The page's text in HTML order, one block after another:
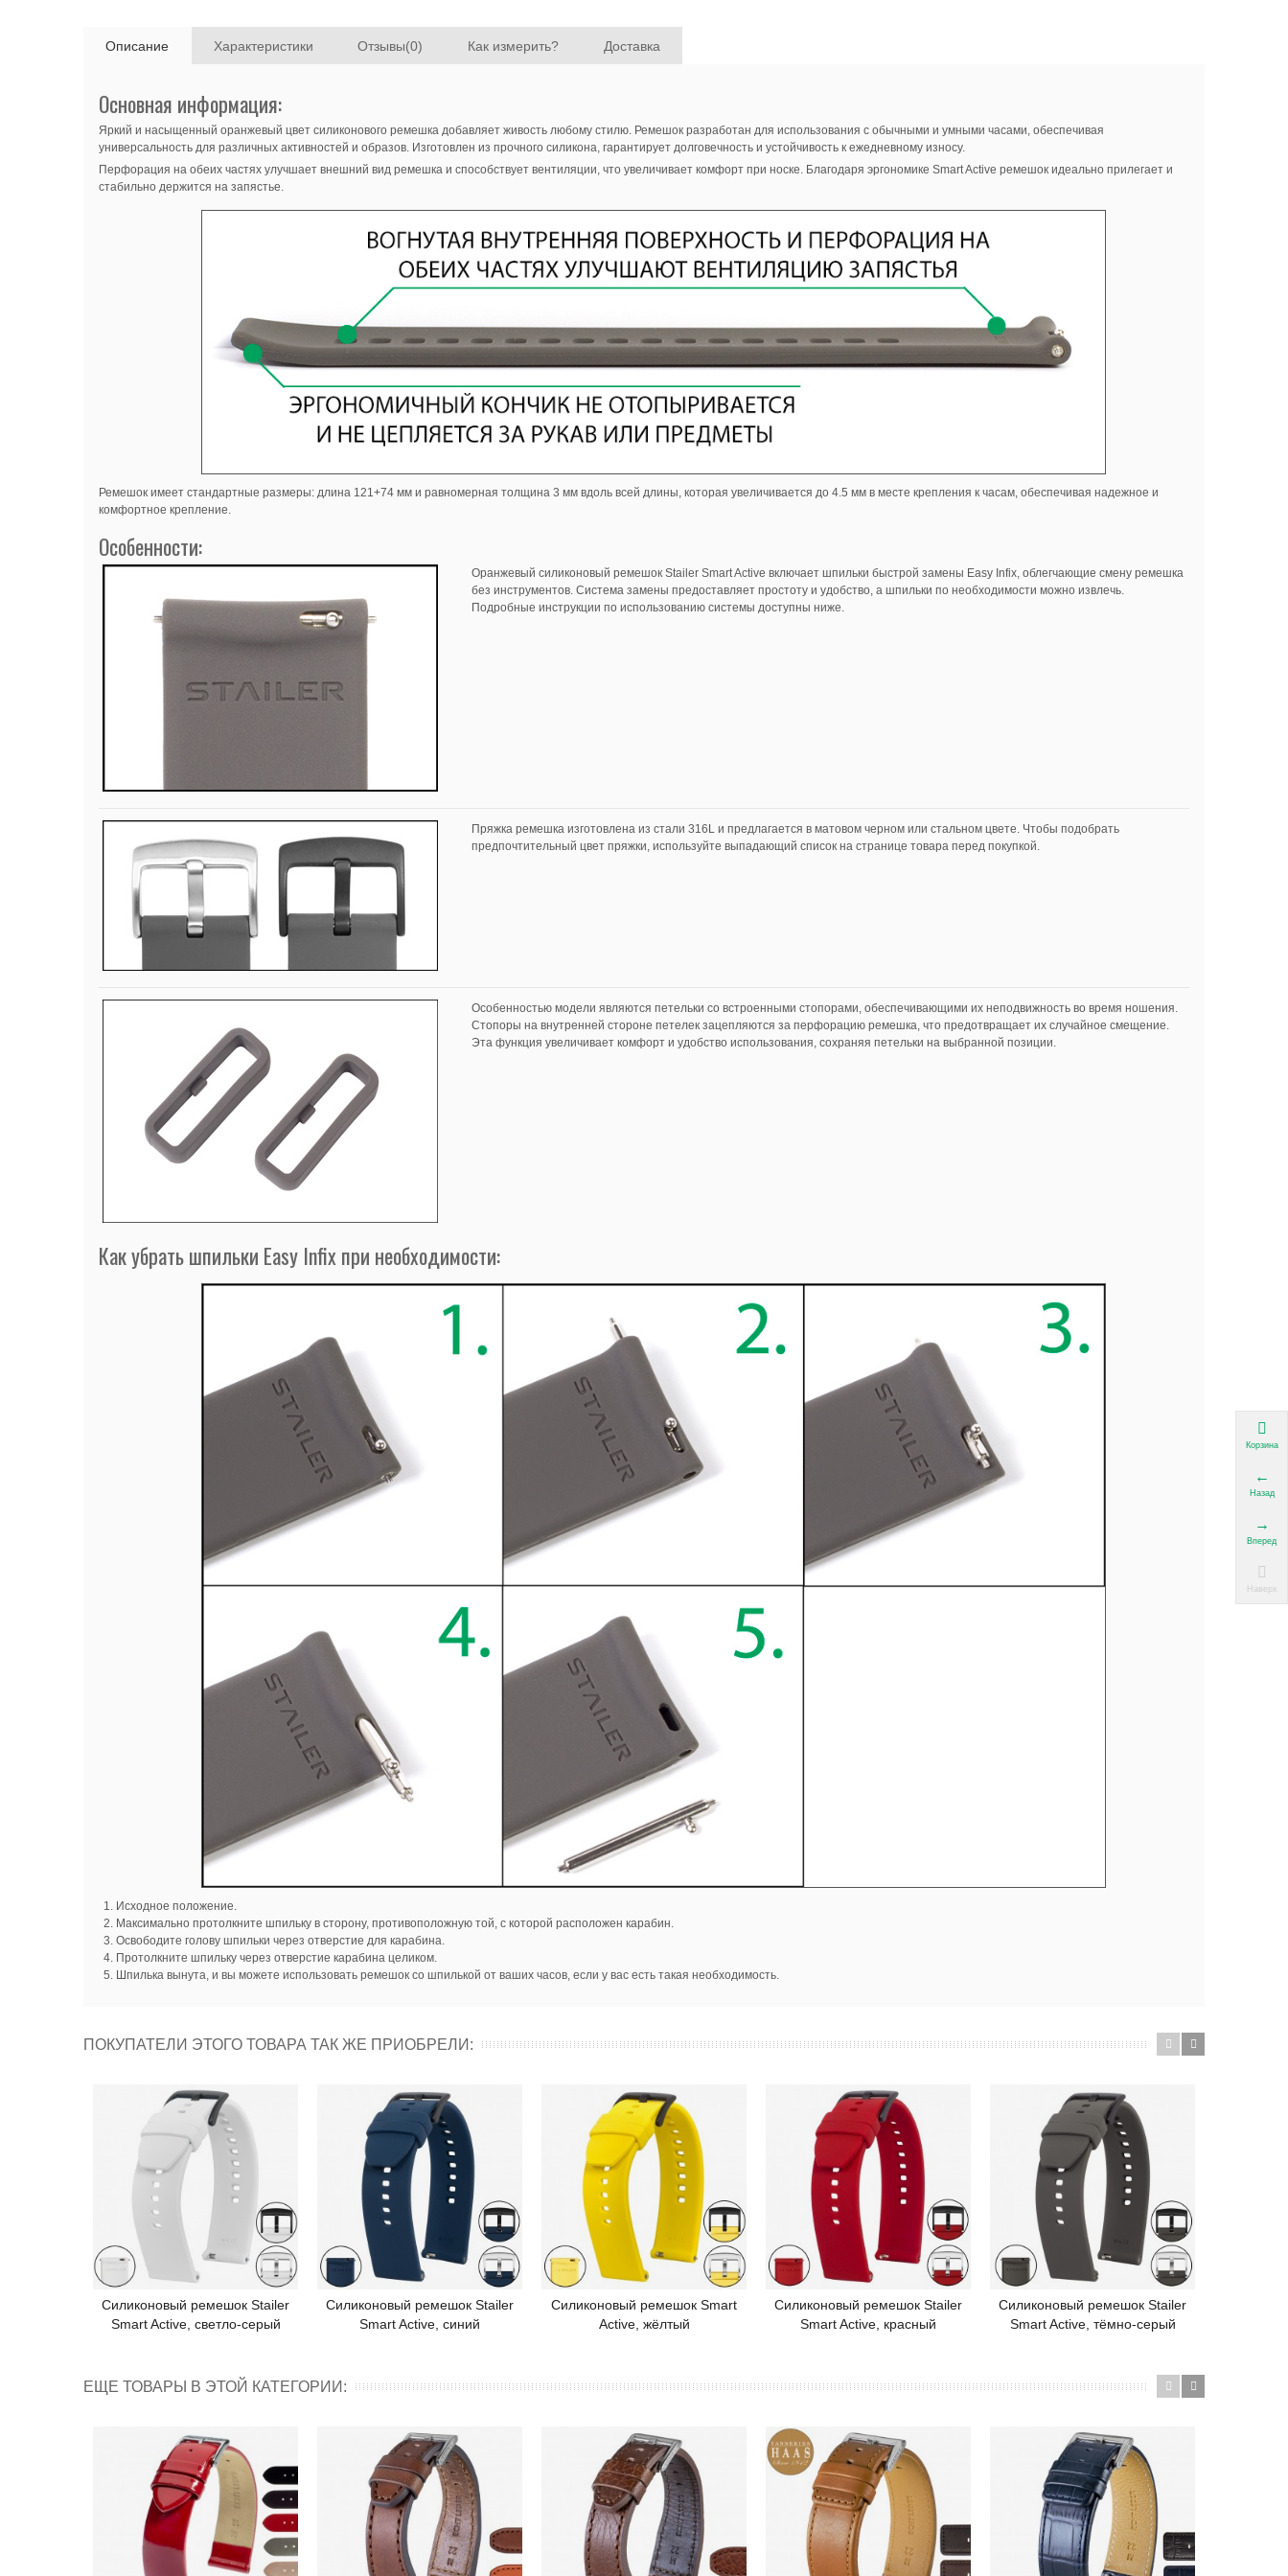
Описание Характеристики Отзывы(0) Как измерить? Доставка
Основная информация:
Яркий и насыщенный оранжевый цвет силиконового ремешка добавляет живость любому стилю. Ремешок разработан для использования с обычными и умными часами, обеспечивая
универсальность для различных активностей и образов. Изготовлен из прочного силикона, гарантирует долговечность и устойчивость к ежедневному износу.
Перфорация на обеих частях улучшает внешний вид ремешка и способствует вентиляции, что увеличивает комфорт при носке. Благодаря эргономике Smart Active ремешок идеально прилегает и
стабильно держится на запястье.
Ремешок имеет стандартные размеры: длина 121+74 мм и равномерная толщина 3 мм вдоль всей длины, которая увеличивается до 4.5 мм в месте крепления к часам, обеспечивая надежное и
комфортное крепление.
Особенности:
Оранжевый силиконовый ремешок Stailer Smart Active включает шпильки быстрой замены Easy Infix, облегчающие смену ремешка
без инструментов. Система замены предоставляет простоту и удобство, а шпильки по необходимости можно извлечь.
Подробные инструкции по использованию системы доступны ниже.
Пряжка ремешка изготовлена из стали 316L и предлагается в матовом черном или стальном цвете. Чтобы подобрать
предпочтительный цвет пряжки, используйте выпадающий список на странице товара перед покупкой.
Особенностью модели являются петельки со встроенными стопорами, обеспечивающими их неподвижность во время ношения.
Стопоры на внутренней стороне петелек зацепляются за перфорацию ремешка, что предотвращает их случайное смещение.
Эта функция увеличивает комфорт и удобство использования, сохраняя петельки на выбранной позиции.
Как убрать шпильки Easy Infix при необходимости:
Исходное положение.
Максимально протолкните шпильку в сторону, противоположную той, с которой расположен карабин.
Освободите голову шпильки через отверстие для карабина.
Протолкните шпильку через отверстие карабина целиком.
Шпилька вынута, и вы можете использовать ремешок со шпилькой от ваших часов, если у вас есть такая необходимость.
ПОКУПАТЕЛИ ЭТОГО ТОВАРА ТАК ЖЕ ПРИОБРЕЛИ:
Подробнее
Силиконовый ремешок Stailer
Smart Active, светло-серый
Подробнее
Силиконовый ремешок Stailer
Smart Active, синий
Подробнее
Силиконовый ремешок Smart
Active, жёлтый
Подробнее
Силиконовый ремешок Stailer
Smart Active, красный
Подробнее
Силиконовый ремешок Stailer
Smart Active, тёмно-серый
ЕЩЕ ТОВАРЫ В ЭТОЙ КАТЕГОРИИ:
Корзина
Назад
Вперед
Наверх